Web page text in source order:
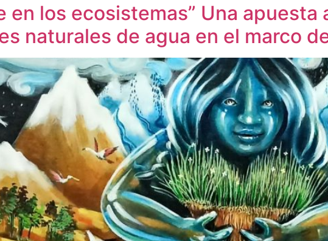
en los ecosistemas” Una
naturales de agua en el marco